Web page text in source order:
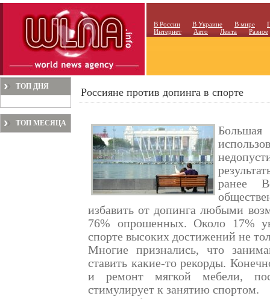
В России В Украине В мире
Интернет
Авто Лента Разное
ТОП ДНЯ
ТОП МЕСЯЦА
Россияне против допинга в спорте
ранее
избавить от допинга любыми
76% опрошенных. Около 17%
спорте высоких достижений не
Многие признались, что
ставить какие-то рекорды.
и ремонт мягкой мебели,
стимулирует к занятию спортом.